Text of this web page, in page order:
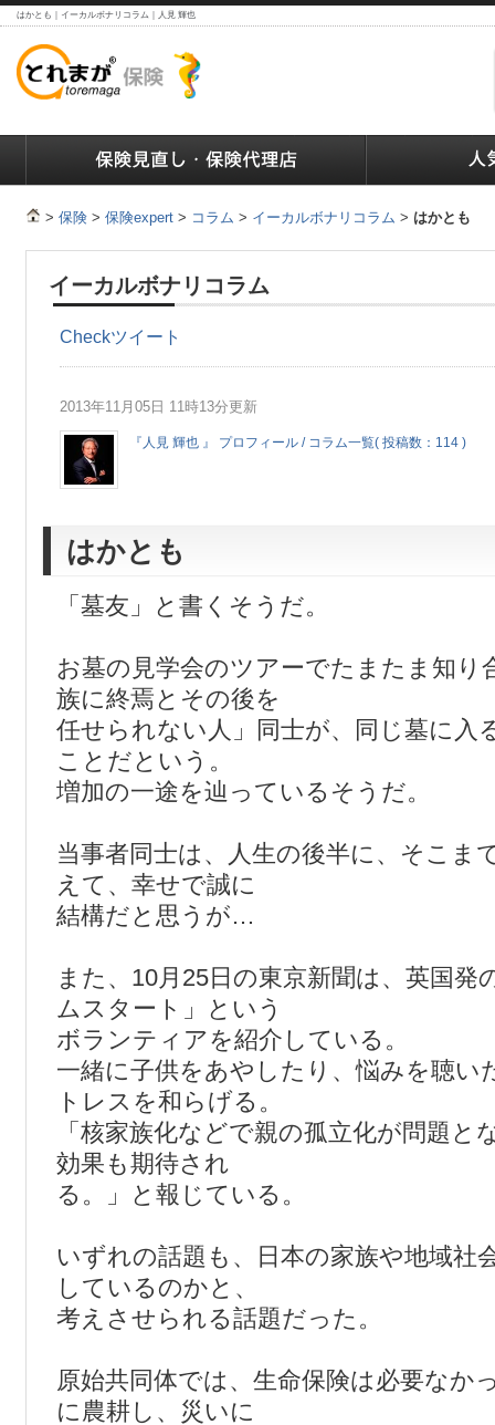
はかとも｜イーカルボナリコラム｜人見 輝也
> 保険 > 保険expert > コラム > イーカルボナリコラム > はかとも
イーカルボナリコラム
Checkツイート
2013年11月05日 11時13分更新
『人見 輝也 』 プロフィール / コラム一覧( 投稿数：114 )
はかとも
「墓友」と書くそうだ。
お墓の見学会のツアーでたまたま知り
族に終焉とその後を
任せられない人」同士が、同じ墓に入
ことだという。
増加の一途を辿っているそうだ。
当事者同士は、人生の後半に、そこま
えて、幸せで誠に
結構だと思うが…
また、10月25日の東京新聞は、英国発
ムスタート」という
ボランティアを紹介している。
一緒に子供をあやしたり、悩みを聴い
トレスを和らげる。
「核家族化などで親の孤立化が問題と
効果も期待され
る。」と報じている。
いずれの話題も、日本の家族や地域社
しているのかと、
考えさせられる話題だった。
原始共同体では、生命保険は必要なか
に農耕し、災いに